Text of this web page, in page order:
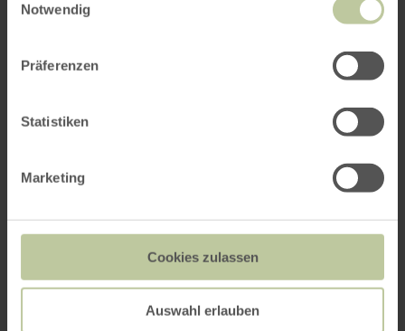
Notwendig
Präferenzen
Statistiken
Marketing
Cookies zulassen
Auswahl erlauben
Weitere Termine